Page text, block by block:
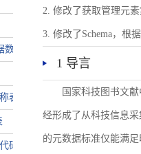
数据唯一标识符规则
表
码-2字母代码（GB/T 2659-
2. 修改了获取管理元
3. 修改了Schema，根
1 导言
国家科技图书文
经形成了从科技信息
的元数据标准仅能满